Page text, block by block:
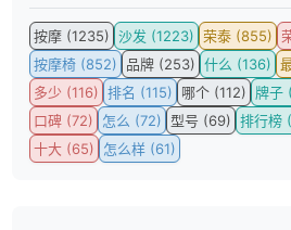
按摩 (1235) 沙发 (1223) 荣泰 (855)
按摩椅 (852)
品牌 (253) 什么 (136)
多少 (116) 排名 (115) 哪个 (112) 牌子
口碑 (72)
怎么 (72) 型号 (69) 排行榜
十大 (65)
怎么样 (61)